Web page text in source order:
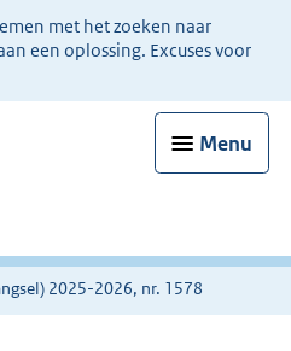
met het zoeken naar
een oplossing. Excuses voor
Menu
2025-2026, nr. 1578